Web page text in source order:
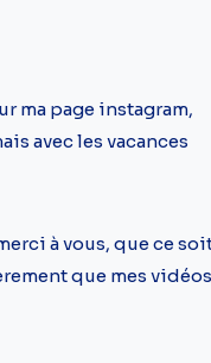
ma page instagram,
avec les vacances
à vous, que ce
que mes vidéos